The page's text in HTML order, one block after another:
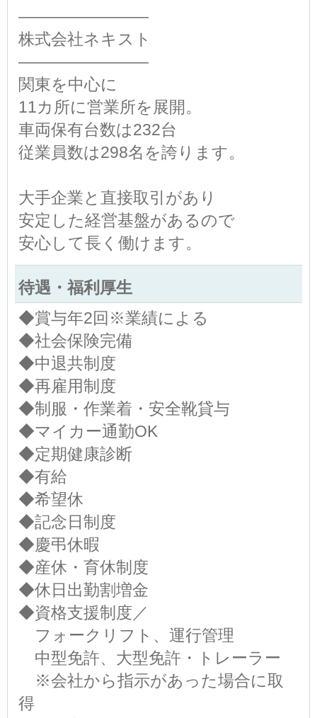
――――――――
株式会社ネキスト
――――――――
関東を中心に
11カ所に営業所を展開。
車両保有台数は232台
従業員数は298名を誇ります。
大手企業と直接取引があり
安定した経営基盤があるので
安心して長く働けます。
待遇・福利厚生
◆賞与年2回※業績による
◆社会保険完備
◆中退共制度
◆再雇用制度
◆制服・作業着・安全靴貸与
◆マイカー通勤OK
◆定期健康診断
◆有給
◆希望休
◆記念日制度
◆慶弔休暇
◆産休・育休制度
◆休日出勤割増金
◆資格支援制度／
フォークリフト、運行管理
中型免許、大型免許・トレーラー
※会社から指示があった場合に取
得